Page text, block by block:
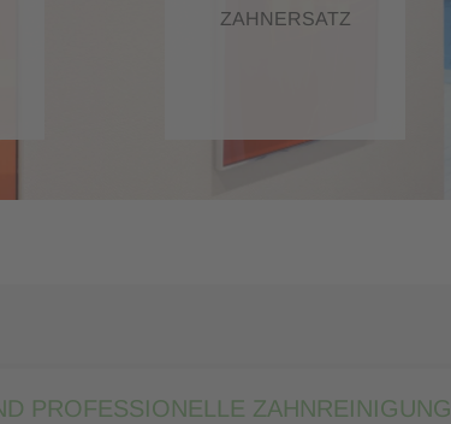
ZAHNERSATZ
PROFESSIONELLE ZAHNREINIGUNG